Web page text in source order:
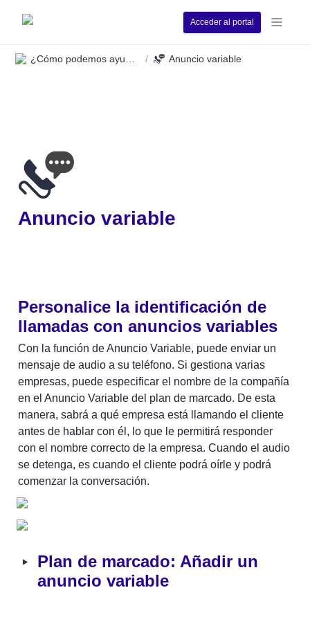
Acceder al portal
/ Anuncio variable
Anuncio variable
Personalice la identificación de
llamadas con anuncios variables
Con la función de Anuncio Variable, puede enviar un
mensaje de audio a su teléfono. Si gestiona varias
empresas, puede especificar el nombre de la compañía
en el Anuncio Variable del plan de marcado. De esta
manera, sabrá a qué empresa está llamando el cliente
antes de hablar con él, lo que le permitirá responder
con el nombre correcto de la empresa. Cuando el audio
se detenga, es cuando el cliente podrá oírle y podrá
comenzar la conversación.
‣ Plan de marcado: Añadir un
anuncio variable